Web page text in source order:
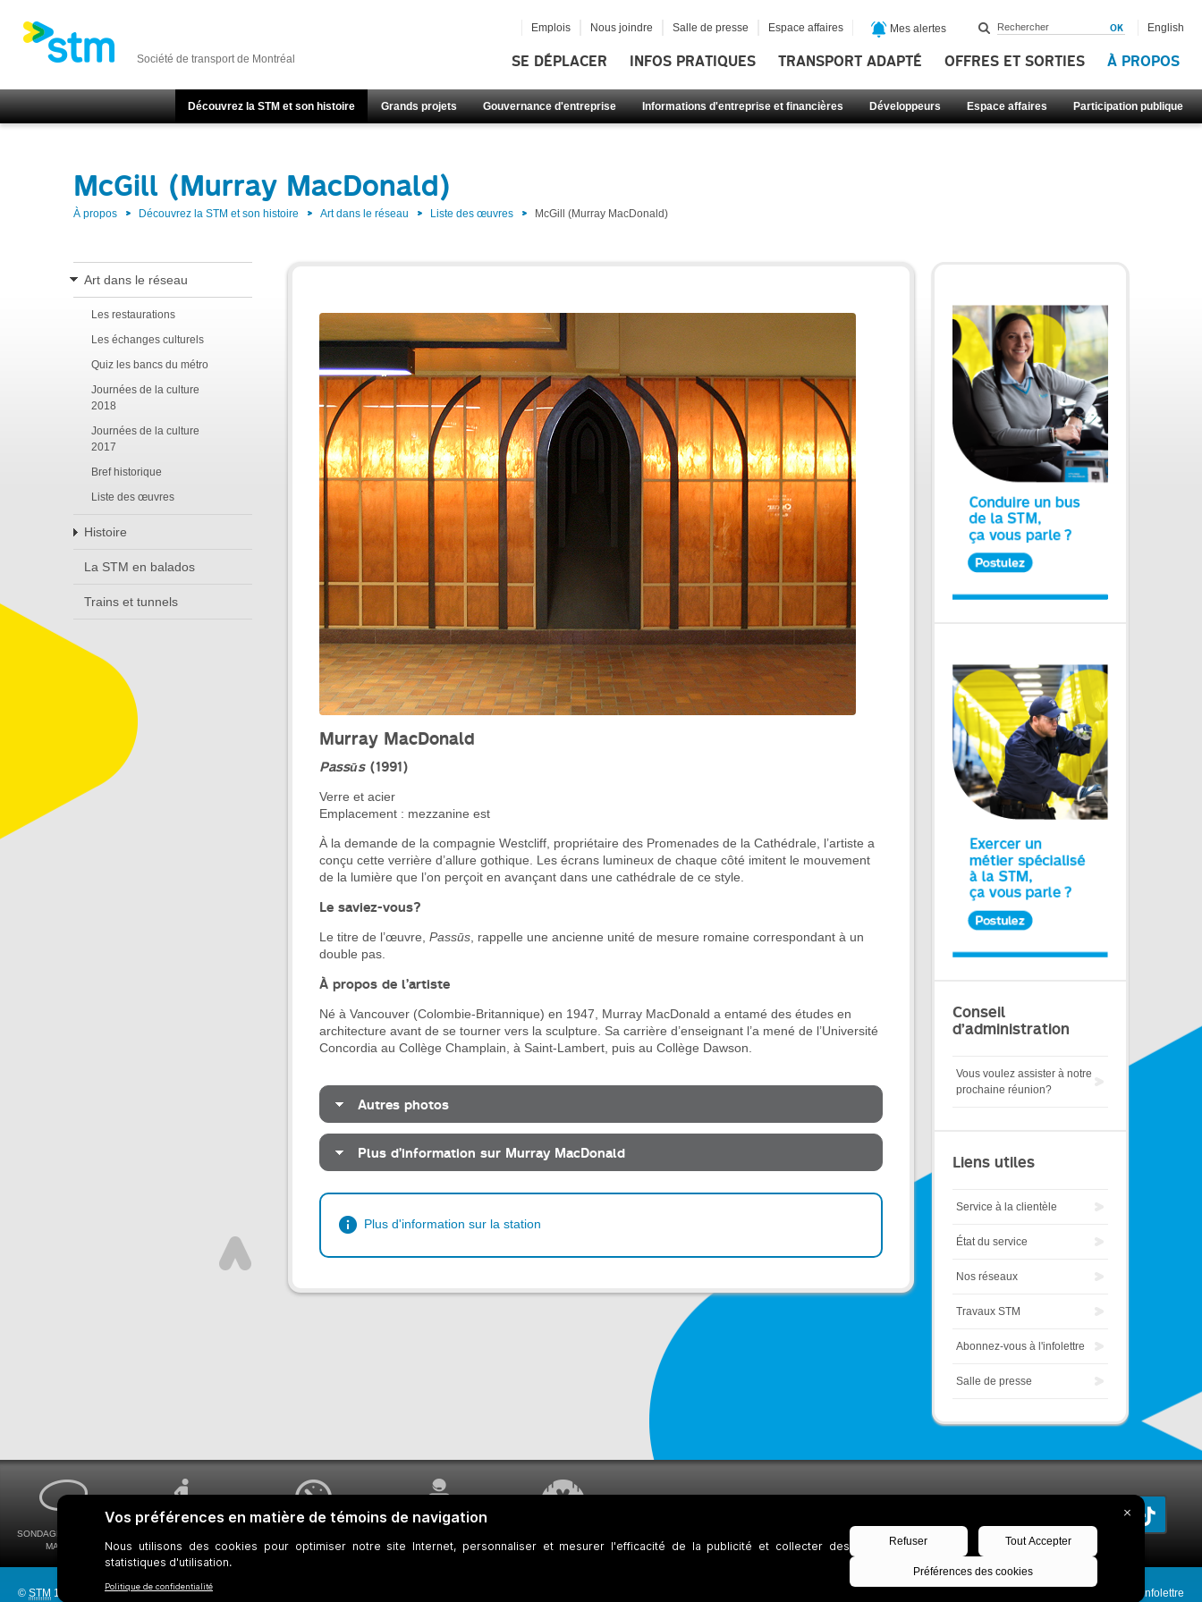
Société de transport de Montréal SE DÉPLACER INFOS PRATIQUES TRANSPORT ADAPTÉ OFFRES ET SORTIES À PROPOS
Découvrez la STM et son histoire Grands projets Gouvernance d'entreprise Informations d'entreprise et financières Développeurs Espace affaires Participation publique
Emplois Nous joindre Salle de presse Espace affaires Mes alertes English
McGill (Murray MacDonald)
À propos Découvrez la STM et son histoire Art dans le réseau Liste des œuvres McGill (Murray MacDonald)
Art dans le réseau
Les restaurations
Les échanges culturels
Quiz les bancs du métro
Journées de la culture
2018
Journées de la culture
2017
Bref historique
Liste des œuvres
Histoire
La STM en balados
Trains et tunnels
Murray MacDonald
Passūs (1991)
Verre et acier
Emplacement : mezzanine est
À la demande de la compagnie Westcliff, propriétaire des Promenades de la Cathédrale, l’artiste a
conçu cette verrière d’allure gothique. Les écrans lumineux de chaque côté imitent le mouvement
de la lumière que l’on perçoit en avançant dans une cathédrale de ce style.
Le saviez-vous?
Le titre de l’œuvre, Passūs , rappelle une ancienne unité de mesure romaine correspondant à un
double pas.
À propos de l’artiste
Né à Vancouver (Colombie-Britannique) en 1947, Murray MacDonald a entamé des études en
architecture avant de se tourner vers la sculpture. Sa carrière d’enseignant l’a mené de l’Université
Concordia au Collège Champlain, à Saint-Lambert, puis au Collège Dawson.
Autres photos
Plus d’information sur Murray MacDonald
Plus d'information sur la station
Conseil
d’administration
Vous voulez assister à notre
prochaine réunion?
Liens utiles
Service à la clientèle
État du service
Nos réseaux
Travaux STM
Abonnez-vous à l'infolettre
Salle de presse
SONDAGES MA VOIX
MA STM
UNIVERSELLE
VOS HORAIRES DE BUS
CLIENTÈLE
© STM 1997-2026 Réseau bus Réseau métro Découvrez notre infolettre